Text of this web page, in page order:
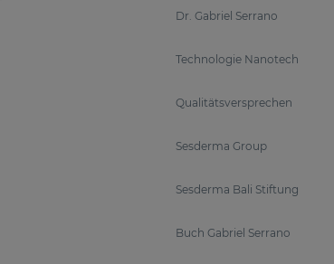
Dr. Gabriel Serrano
Technologie Nanotech
Qualitätsversprechen
Sesderma Group
Sesderma Bali Stiftung
Buch Gabriel Serrano